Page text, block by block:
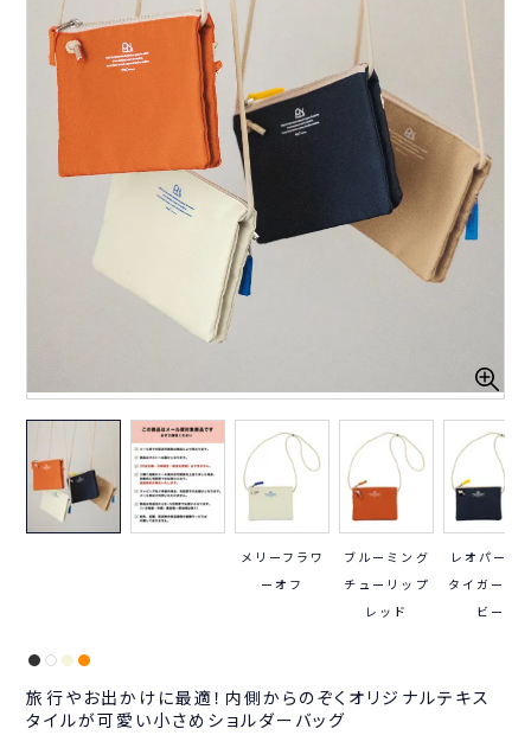
メリーフラワ
ーオフ
ブルーミング
チューリップ
レッド
レオパード&
タイガーネ
ビー
旅行やお出かけに最適！内側からのぞくオリジナルテキス
タイルが可愛い小さめショルダーバッグ